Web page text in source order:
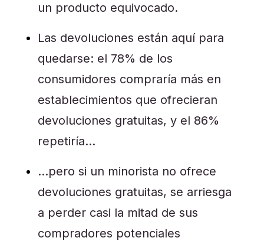
un producto equivocado.
Las devoluciones están aquí para
quedarse: el 78% de los
consumidores compraría más en
establecimientos que ofrecieran
devoluciones gratuitas, y el 86%
repetiría…
…pero si un minorista no ofrece
devoluciones gratuitas, se arriesga
a perder casi la mitad de sus
compradores potenciales